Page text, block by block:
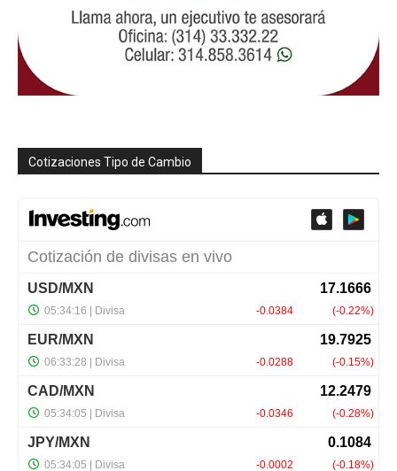
Cotizaciones Tipo de Cambio